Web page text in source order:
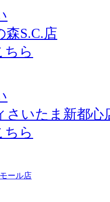
S.C.店
ちら
さいたま新都心
ちら
ール店